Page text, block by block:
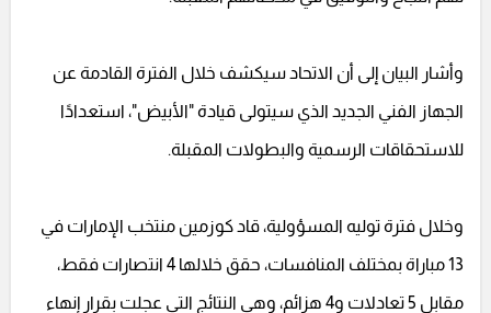
وأشار البيان إلى أن الاتحاد سيكشف خلال الفترة القادمة عن
الجهاز الفني الجديد الذي سيتولى قيادة "الأبيض"، استعدادًا
للاستحقاقات الرسمية والبطولات المقبلة.
وخلال فترة توليه المسؤولية، قاد كوزمين منتخب الإمارات في
13 مباراة بمختلف المنافسات، حقق خلالها 4 انتصارات فقط،
مقابل 5 تعادلات و4 هزائم، وهي النتائج التي عجلت بقرار إنهاء